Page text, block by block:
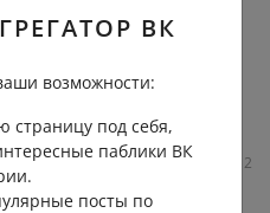
Москва-Сити до 20 минут.
«Липовая роща»
Москва 24
0.7К 0.0К 2
ВК
возможности:
страницу под себя,
паблики ВК
посты по